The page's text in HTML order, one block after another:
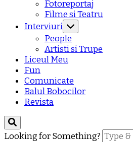
Fotoreportaj
Filme si Teatru
Interviuri
People
Artisti si Trupe
Liceul Meu
Fun
Comunicate
Balul Bobocilor
Revista
Looking for Something?